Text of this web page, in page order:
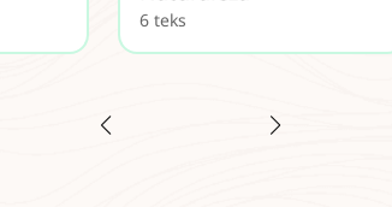
6 teks